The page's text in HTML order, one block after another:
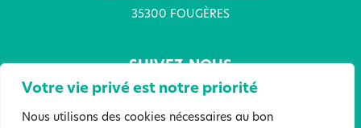
Votre vie privé est notre priorité
Nous utilisons des cookies nécessaires au bon
35300 FOUGÈRES
SUIVEZ-NOUS